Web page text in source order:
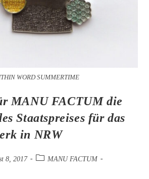
WORD SUMMERTIME
MANU FACTUM die
Staatspreises für das
in NRW
8, 2017
Beitrags-
MANU FACTUM